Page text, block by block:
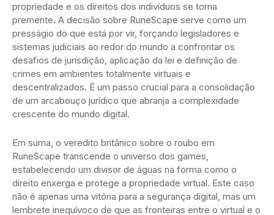
propriedade e os direitos dos indivíduos se torna
premente. A decisão sobre RuneScape serve como um
presságio do que está por vir, forçando legisladores e
sistemas judiciais ao redor do mundo a confrontar os
desafios de jurisdição, aplicação da lei e definição de
crimes em ambientes totalmente virtuais e
descentralizados. É um passo crucial para a consolidação
de um arcabouço jurídico que abranja a complexidade
crescente do mundo digital.
Em suma, o veredito britânico sobre o roubo em
RuneScape transcende o universo dos games,
estabelecendo um divisor de águas na forma como o
direito enxerga e protege a propriedade virtual. Este caso
não é apenas uma vitória para a segurança digital, mas um
lembrete inequívoco de que as fronteiras entre o virtual e o